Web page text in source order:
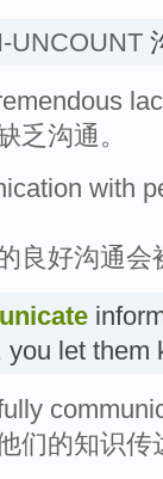
UNCOUNT
乏沟通。
with
良好沟通会
you let them
们的知识传